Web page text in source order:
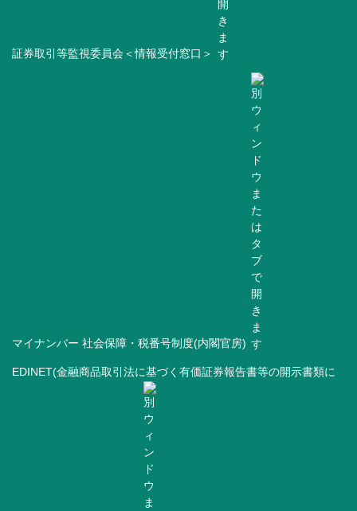
証券取引等監視委員会＜情報受付窓口＞
マイナンバー 社会保障・税番号制度(内閣官房)
EDINET(金融商品取引法に基づく有価証券報告書等の開示書類に